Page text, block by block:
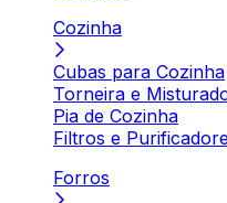
Cozinha
Cubas para Cozinha
Torneira e
Pia de Cozinha
Filtros e
Forros